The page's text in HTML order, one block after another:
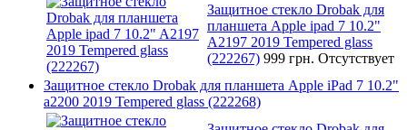
Защитное стекло Drobak для
планшета Apple ipad 7 10.2"
A2197 2019 Tempered glass
(222267) 999 грн. Отсутствует
Защитное стекло Drobak для планшета Apple iPad 7 10.2"
a2200 2019 Tempered glass (222268)